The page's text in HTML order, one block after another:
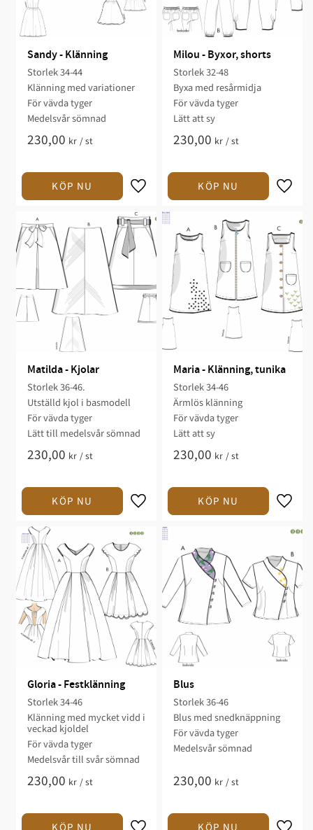
Sandy - Klänning
Storlek 34-44
Klänning med variationer​
För vävda tyger​​
Medelsvår sömnad​​​​
230,00 kr /st
Milou - Byxor, shorts
Storlek 32-48
Byxa med resårmidja​​
För vävda tyger
Lätt att sy​
230,00 kr /st
Matilda - Kjolar
Storlek 36-46.​​
Utställd kjol i basmodell​
För vävda tyger​
​Lätt till medelsvår sömnad​​​
230,00 kr /st
Maria - Klänning, tunika
Storlek 34-46​​​​​
Ärmlös klänning​​​​
För vävda tyger​​
Lätt att sy​​
230,00 kr /st
Gloria - Festklänning
Storlek 34-46
Klänning med mycket vidd i
veckad kjoldel​​
För vävda ​tyger
Medelsvår till svår sömnad​
230,00 kr /st
Blus
Storlek 36-46
Blus med snedknäppning​
För vävda tyger​​
Medelsvår sömnad​​​​
230,00 kr /st